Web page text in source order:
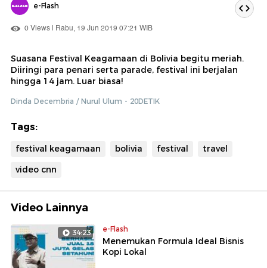
e-Flash
0 Views | Rabu, 19 Jun 2019 07:21 WIB
Suasana Festival Keagamaan di Bolivia begitu meriah.
Diiringi para penari serta parade, festival ini berjalan
hingga 14 jam. Luar biasa!
Dinda Decembria / Nurul Ulum - 20DETIK
Tags:
festival keagamaan bolivia festival
travel
video cnn
Video Lainnya
34:23 e-Flash
Menemukan Formula Ideal Bisnis
Kopi Lokal